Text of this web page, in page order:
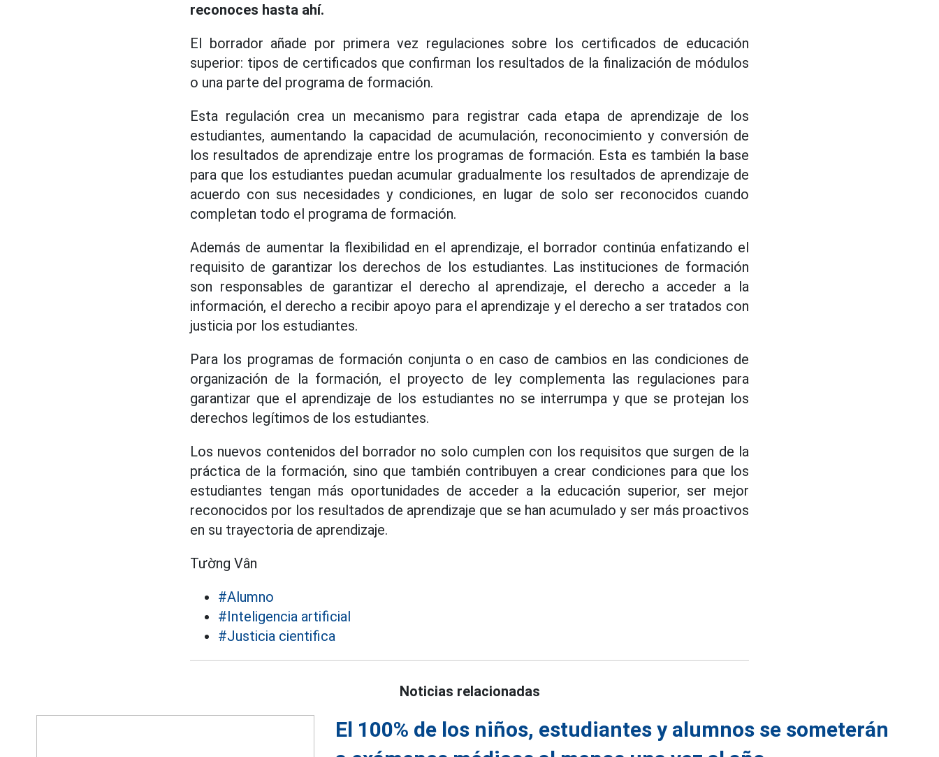
reconoces hasta ahí.
El borrador añade por primera vez regulaciones sobre los certificados de educación
superior: tipos de certificados que confirman los resultados de la finalización de módulos
o una parte del programa de formación.
Esta regulación crea un mecanismo para registrar cada etapa de aprendizaje de los
estudiantes, aumentando la capacidad de acumulación, reconocimiento y conversión de
los resultados de aprendizaje entre los programas de formación. Esta es también la base
para que los estudiantes puedan acumular gradualmente los resultados de aprendizaje de
acuerdo con sus necesidades y condiciones, en lugar de solo ser reconocidos cuando
completan todo el programa de formación.
Además de aumentar la flexibilidad en el aprendizaje, el borrador continúa enfatizando el
requisito de garantizar los derechos de los estudiantes. Las instituciones de formación
son responsables de garantizar el derecho al aprendizaje, el derecho a acceder a la
información, el derecho a recibir apoyo para el aprendizaje y el derecho a ser tratados con
justicia por los estudiantes.
Para los programas de formación conjunta o en caso de cambios en las condiciones de
organización de la formación, el proyecto de ley complementa las regulaciones para
garantizar que el aprendizaje de los estudiantes no se interrumpa y que se protejan los
derechos legítimos de los estudiantes.
Los nuevos contenidos del borrador no solo cumplen con los requisitos que surgen de la
práctica de la formación, sino que también contribuyen a crear condiciones para que los
estudiantes tengan más oportunidades de acceder a la educación superior, ser mejor
reconocidos por los resultados de aprendizaje que se han acumulado y ser más proactivos
en su trayectoria de aprendizaje.
Tường Vân
#Alumno
#Inteligencia artificial
#Justicia cientifica
Noticias relacionadas
El 100% de los niños, estudiantes y alumnos se someterán